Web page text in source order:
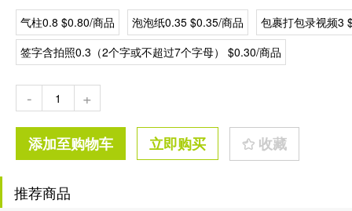
气柱0.8 $0.80/商品
泡泡纸0.35 $0.35/商品
包裹打包录视频3
签字含拍照0.3（2个字或不超过7个字母） $0.30/商品
- +
添加至购物车 立即购买 收藏
推荐商品